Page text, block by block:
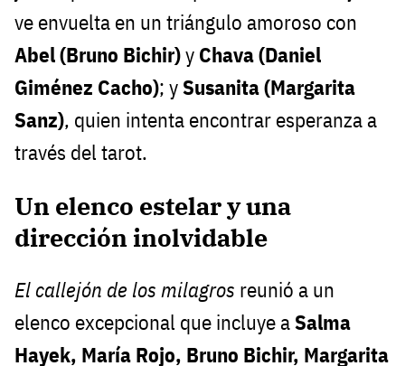
ve envuelta en un triángulo amoroso con
Abel (Bruno Bichir)y Chava (Daniel
Giménez Cacho); ySusanita (Margarita
Sanz), quien intenta encontrar esperanza a
través del tarot.
Un elenco estelar y una
dirección inolvidable
El callejón de los milagros reunió a un
elenco excepcional que incluye aSalma
Hayek, María Rojo, Bruno Bichir, Margarita